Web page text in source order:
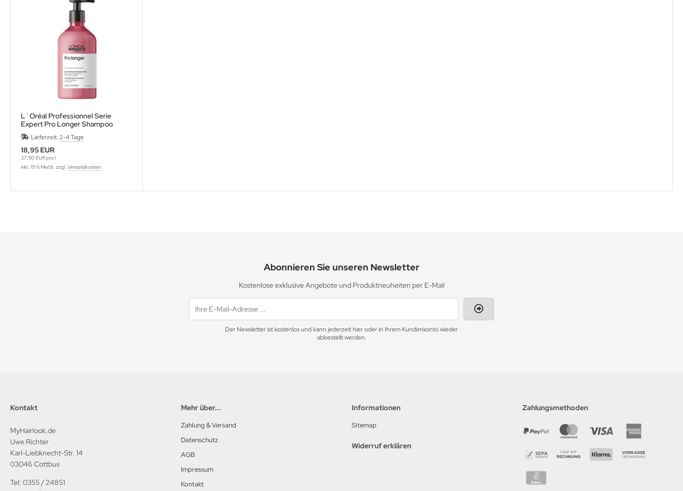
L`Oréal Professionnel Serie
Expert Pro Longer Shampoo
500ml
Lieferzeit: 2-4 Tage
18,95 EUR
37,90 EUR pro l
inkl. 19 % MwSt. zzgl. Versandkosten
Abonnieren Sie unseren Newsletter
Kostenlose exklusive Angebote und Produktneuheiten per E-Mail
Der Newsletter ist kostenlos und kann jederzeit hier oder in Ihrem Kundenkonto wieder
abbestellt werden.
Kontakt
MyHairlook.de
Uwe Richter
Karl-Liebknecht-Str. 14
03046 Cottbus
Tel: 0355 / 24851
Mehr über...
Zahlung & Versand
Datenschutz
AGB
Impressum
Kontakt
Informationen
Sitemap
Widerruf erklären
Zahlungsmethoden